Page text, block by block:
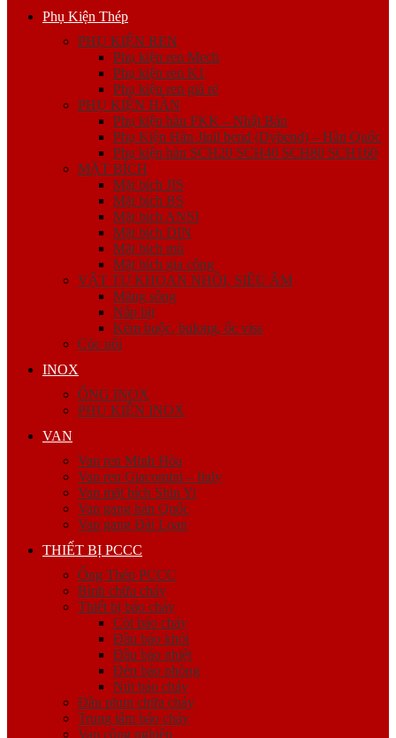
Phụ Kiện Thép
PHỤ KIỆN REN
Phụ kiện ren Mech
Phụ kiện ren K1
Phụ kiện ren giá rẻ
PHỤ KIỆN HÀN
Phụ kiện hàn FKK – Nhật Bản
Phụ Kiện Hàn Jinil bend (Dybend) – Hàn Quốc
Phụ kiện hàn SCH20 SCH40 SCH80 SCH160
MẶT BÍCH
Mặt bích JIS
Mặt bích BS
Mặt bích ANSI
Mặt bích DIN
Mặt bích mù
Mặt bích gia công
VẬT TƯ KHOAN NHỒI, SIÊU ÂM
Măng sông
Nắp bịt
Kẽm buộc, bulong, ốc viss
Cóc nối
INOX
ỐNG INOX
PHỤ KIỆN INOX
VAN
Van ren Minh Hòa
Van ren Giacomini – Italy
Van mặt bích Shin Yi
Van gang hàn Quốc
Van gang Đài Loan
THIẾT BỊ PCCC
Ống Thép PCCC
Bình chữa cháy
Thiết bị báo cháy
Còi báo cháy
Đầu báo khói
Đầu báo nhiệt
Đèn báo phòng
Nút báo cháy
Đầu phun chữa cháy
Trung tâm báo cháy
Van công nghiệp